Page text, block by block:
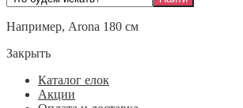
Например, Arona 180 см
Закрыть
Каталог елок
Акции